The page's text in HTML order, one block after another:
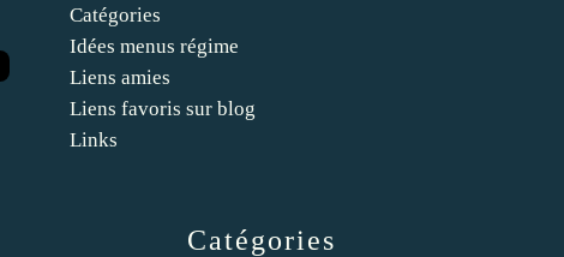
Catégories
Catégories
Idées menus régime
Liens amies
Liens favoris sur blog
Links